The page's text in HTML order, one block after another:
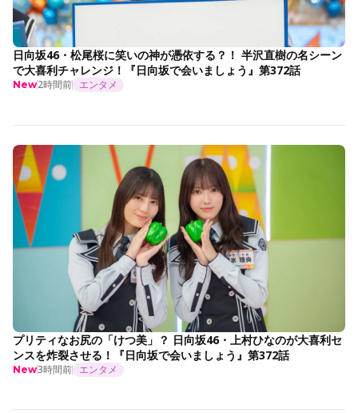
日向坂46・松尾桜に笑いの神が憑依する？！ 半沢直樹の名シーン
で大喜利チャレンジ！『日向坂で会いましょう』第372話
New2時間前 エンタメ
プリティなお尻の「けつ美」？ 日向坂46・上村ひなのが大喜利セ
ンスを炸裂させる！『日向坂で会いましょう』第372話
New3時間前 エンタメ